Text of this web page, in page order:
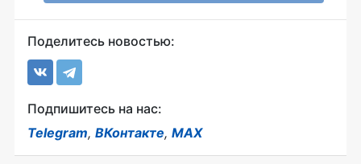
Поделитесь новостью:
Подпишитесь на нас:
Telegram, ВКонтакте, MAX